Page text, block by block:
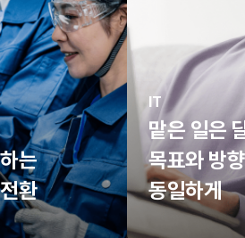
는
환
IT
맡은 일은
목표와 방
동일하게